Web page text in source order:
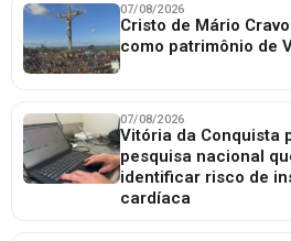
07/08/2026
Cristo de Mário
como patrimônio de
07/08/2026
Vitória da Conquista
pesquisa nacional
identificar risco de
cardíaca